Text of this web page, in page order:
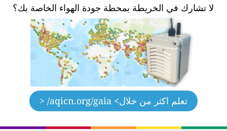
لا تشارك في الخريطة بمحطة جودة الهواء الخاصة بك؟
تعلم اكثر من خلال > aqicn.org/gaia/ <